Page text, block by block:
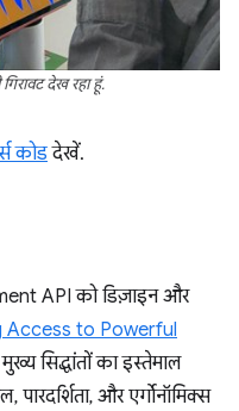
देख रहा हूं.
कोडदेखें.
API को डिज़ाइन और
Access to Powerful
सिद्धांतों का इस्तेमाल
और एर्गोनॉमिक्स